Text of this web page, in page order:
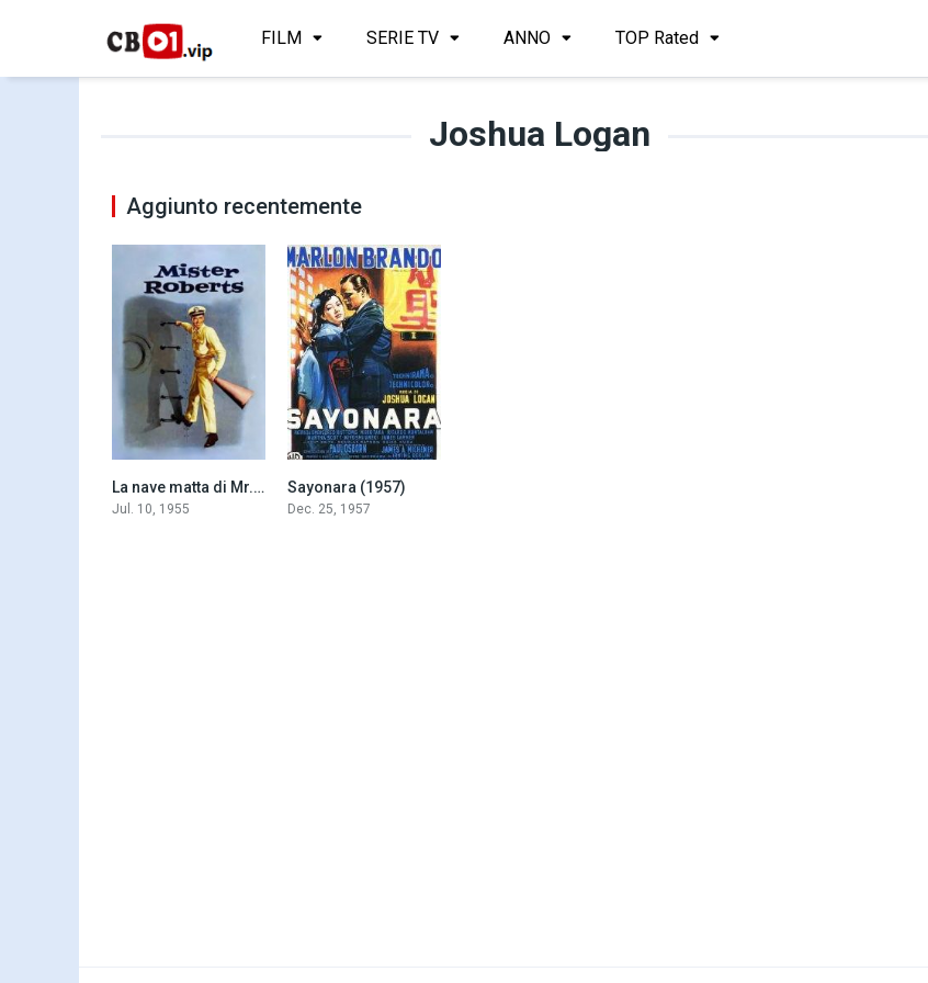
FILM SERIE TV ANNO TOP Rated
Joshua Logan
Aggiunto recentemente
7.7La nave matta di Mr. Roberts (1955)
Jul. 10, 1955
Sayonara (1957)
Dec. 25, 1957